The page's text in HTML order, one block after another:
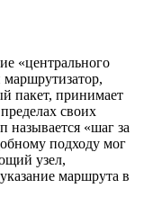
«центрального
пакет, принимает
своих
называется «шаг за
подходу мог
узел,
маршрута в